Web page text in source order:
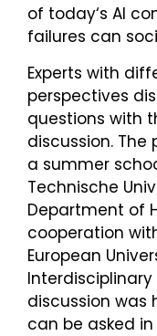
of today‘s AI
failures can
Experts with
perspectives
questions with
discussion.
a summer
Technische
Department of
cooperation
European
Interdisciplinary
discussion was
can be asked